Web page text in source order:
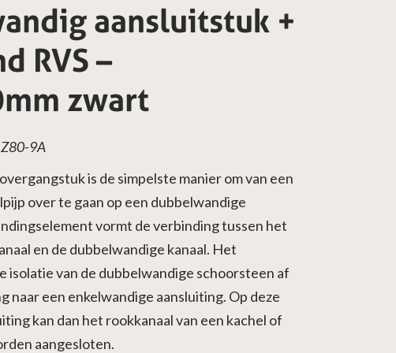
aansluitstuk +
RVS –
zwart
9A
is de simpelste manier om van een
over te gaan op een dubbelwandige
vormt de verbinding tussen het
en de dubbelwandige kanaal. Het
isolatie van de dubbelwandige schoorsteen af
naar een enkelwandige aansluiting. Op deze
kan dan het rookkanaal van een kachel of
aangesloten.